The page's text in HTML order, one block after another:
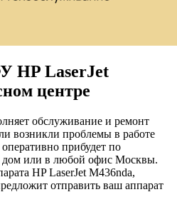
HP LaserJet
центре
обслуживание и ремонт
возникли проблемы в работе
прибудет по
дом или в любой офис Москвы.
HP LaserJet M436nda,
отправить ваш аппарат